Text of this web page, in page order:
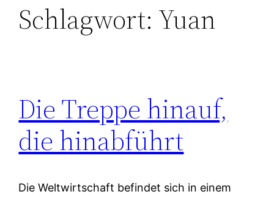
Schlagwort: Yuan
Die Treppe hinauf,
die hinabführt
Die Weltwirtschaft befindet sich in einem